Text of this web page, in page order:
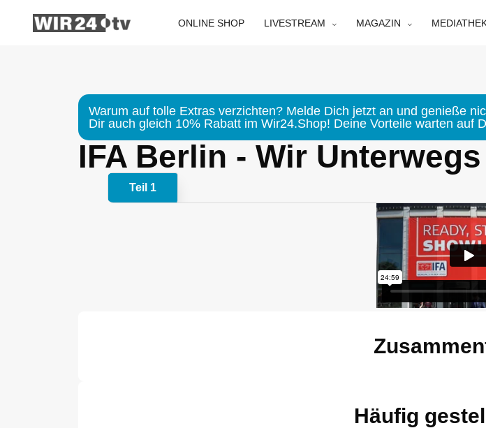
springen
ONLINE SHOP LIVESTREAM MAGAZIN
Warum auf tolle Extras verzichten? Melde Dich jetzt an und genieße
Dir auch gleich 10% Rabatt im Wir24.Shop! Deine Vorteile warten auf
IFA Berlin - Wir Unterwegs
Teil 1
Häufig